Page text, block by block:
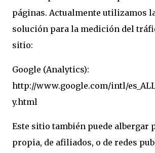
páginas. Actualmente utilizamos
solución para la medición del
sitio:
Google (Analytics):
http://www.google.com/intl/
y.html
Este sitio también puede albergar
propia, de afiliados, o de redes